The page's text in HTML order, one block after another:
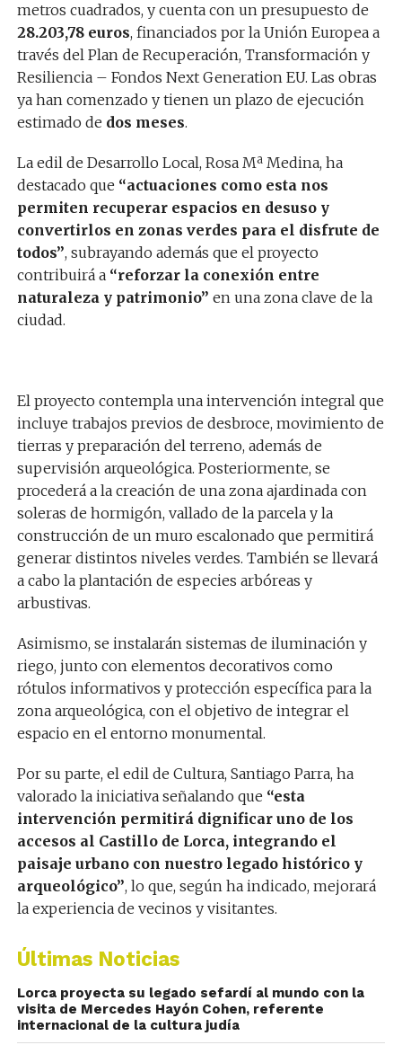
metros cuadrados, y cuenta con un presupuesto de
28.203,78 euros, financiados por la Unión Europea a
través del Plan de Recuperación, Transformación y
Resiliencia – Fondos Next Generation EU. Las obras
ya han comenzado y tienen un plazo de ejecución
estimado de dos meses.
La edil de Desarrollo Local, Rosa Mª Medina, ha
destacado que “actuaciones como esta nos
permiten recuperar espacios en desuso y
convertirlos en zonas verdes para el disfrute de
todos”, subrayando además que el proyecto
contribuirá a “reforzar la conexión entre
naturaleza y patrimonio” en una zona clave de la
ciudad.
El proyecto contempla una intervención integral que
incluye trabajos previos de desbroce, movimiento de
tierras y preparación del terreno, además de
supervisión arqueológica. Posteriormente, se
procederá a la creación de una zona ajardinada con
soleras de hormigón, vallado de la parcela y la
construcción de un muro escalonado que permitirá
generar distintos niveles verdes. También se llevará
a cabo la plantación de especies arbóreas y
arbustivas.
Asimismo, se instalarán sistemas de iluminación y
riego, junto con elementos decorativos como
rótulos informativos y protección específica para la
zona arqueológica, con el objetivo de integrar el
espacio en el entorno monumental.
Por su parte, el edil de Cultura, Santiago Parra, ha
valorado la iniciativa señalando que “esta
intervención permitirá dignificar uno de los
accesos al Castillo de Lorca, integrando el
paisaje urbano con nuestro legado histórico y
arqueológico”, lo que, según ha indicado, mejorará
la experiencia de vecinos y visitantes.
Últimas Noticias
Lorca proyecta su legado sefardí al mundo con la
visita de Mercedes Hayón Cohen, referente
internacional de la cultura judía